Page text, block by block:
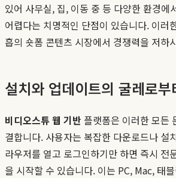
있어 사무실, 집, 이동 중 등 다양한 환경에
어렵다는 치명적인 단점이 있습니다. 이러
흡의 숏폼 콘텐츠 시장에서 경쟁력을 저하
설치와 업데이트의 굴레로
비디오스튜 웹 기반 플랫폼은 이러한 모든
결합니다. 사용자는 복잡한 다운로드나 설
라우저를 열고 로그인하기만 하면 즉시 전
을 시작할 수 있습니다. 이는 PC, Mac, 태